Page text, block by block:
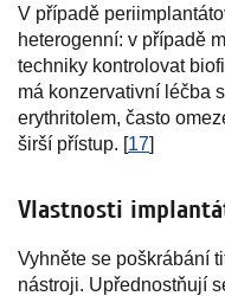
V případě
heterogenní: v případě
techniky kontrolovat
má konzervativní léčba
erythritolem, často
širší přístup. [17]
Vlastnosti
Vyhněte se poškrábání
nástroji. Upřednostňují